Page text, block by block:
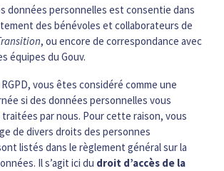
données personnelles est consentie dans
des bénévoles et collaborateurs de
, ou encore de correspondance avec
équipes du Gouv.
vous êtes considéré comme une
si des données personnelles vous
par nous. Pour cette raison, vous
de divers droits des personnes
listés dans le règlement général sur la
Il s’agit ici du droit d’accès de la